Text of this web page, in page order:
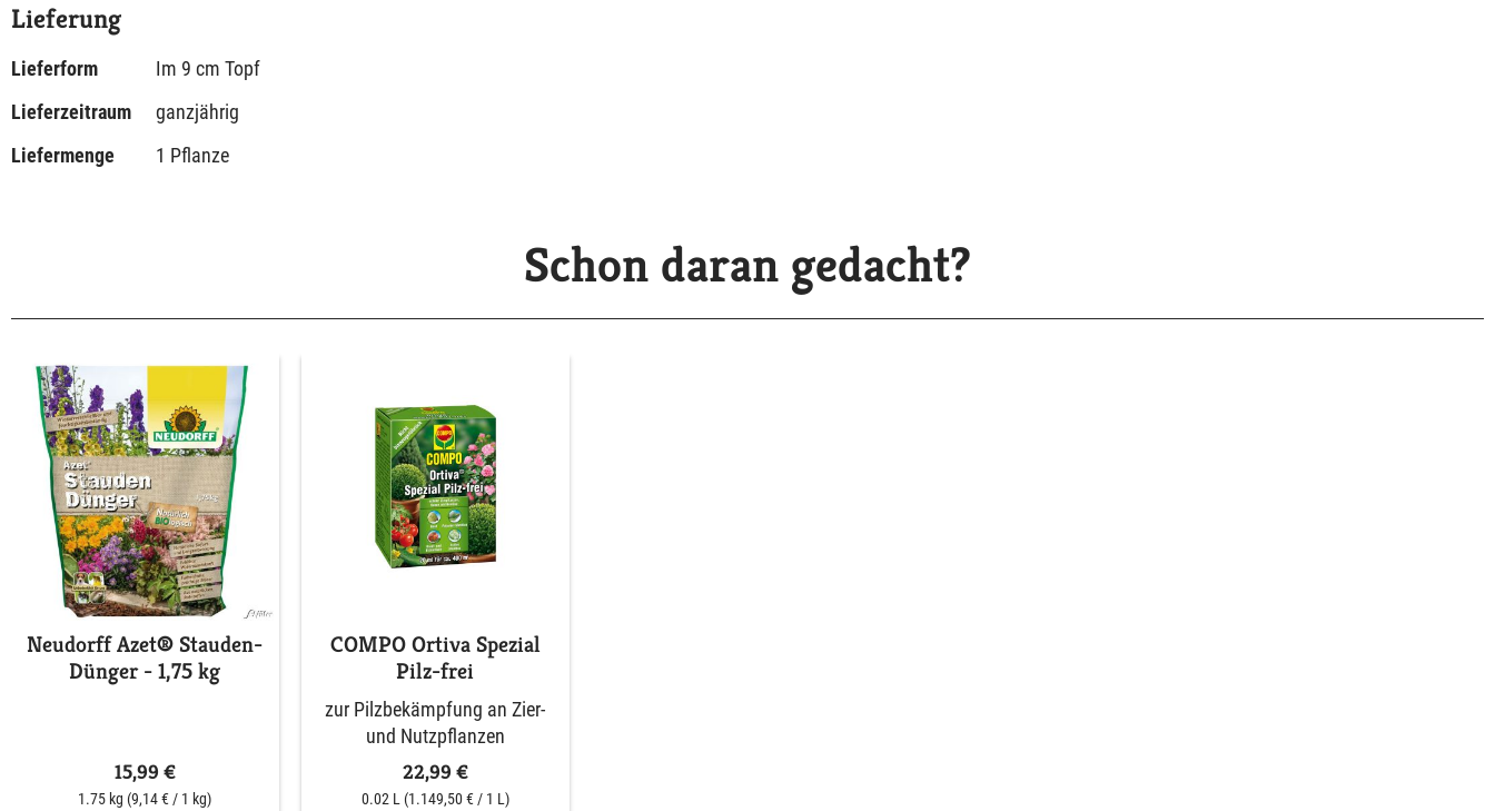
Lieferung
Lieferform
Im 9 cm Topf
Lieferzeitraum
ganzjährig
Liefermenge
1 Pflanze
Schon daran gedacht?
Neudorff Azet® Stauden-
Dünger - 1,75 kg
15,99 €
1.75 kg (9,14 € / 1 kg)
COMPO Ortiva Spezial
Pilz-frei
zur Pilzbekämpfung an Zier-
und Nutzpflanzen
22,99 €
0.02 L (1.149,50 € / 1 L)